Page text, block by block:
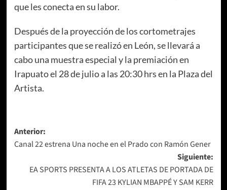
que les conecta en su labor.
Después de la proyección de los cortometrajes
participantes que se realizó en León, se llevará a
cabo una muestra especial y la premiación en
Irapuato el 28 de julio a las 20:30 hrs en la Plaza del
Artista.
Navegación
de
entradas
Anterior:
Canal 22 estrena Una noche en el Prado con Ramón Gener
Siguiente:
EA SPORTS PRESENTA A LOS ATLETAS DE PORTADA DE
FIFA 23 KYLIAN MBAPPÉ Y SAM KERR